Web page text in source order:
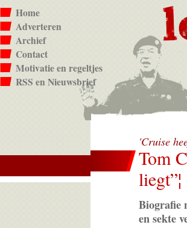
Home
Adverteren
Archief
Contact
Motivatie en regeltjes
RSS en Nieuwsbrief
'Cruise
Tom
liegt”¦
Biografie
en sekte